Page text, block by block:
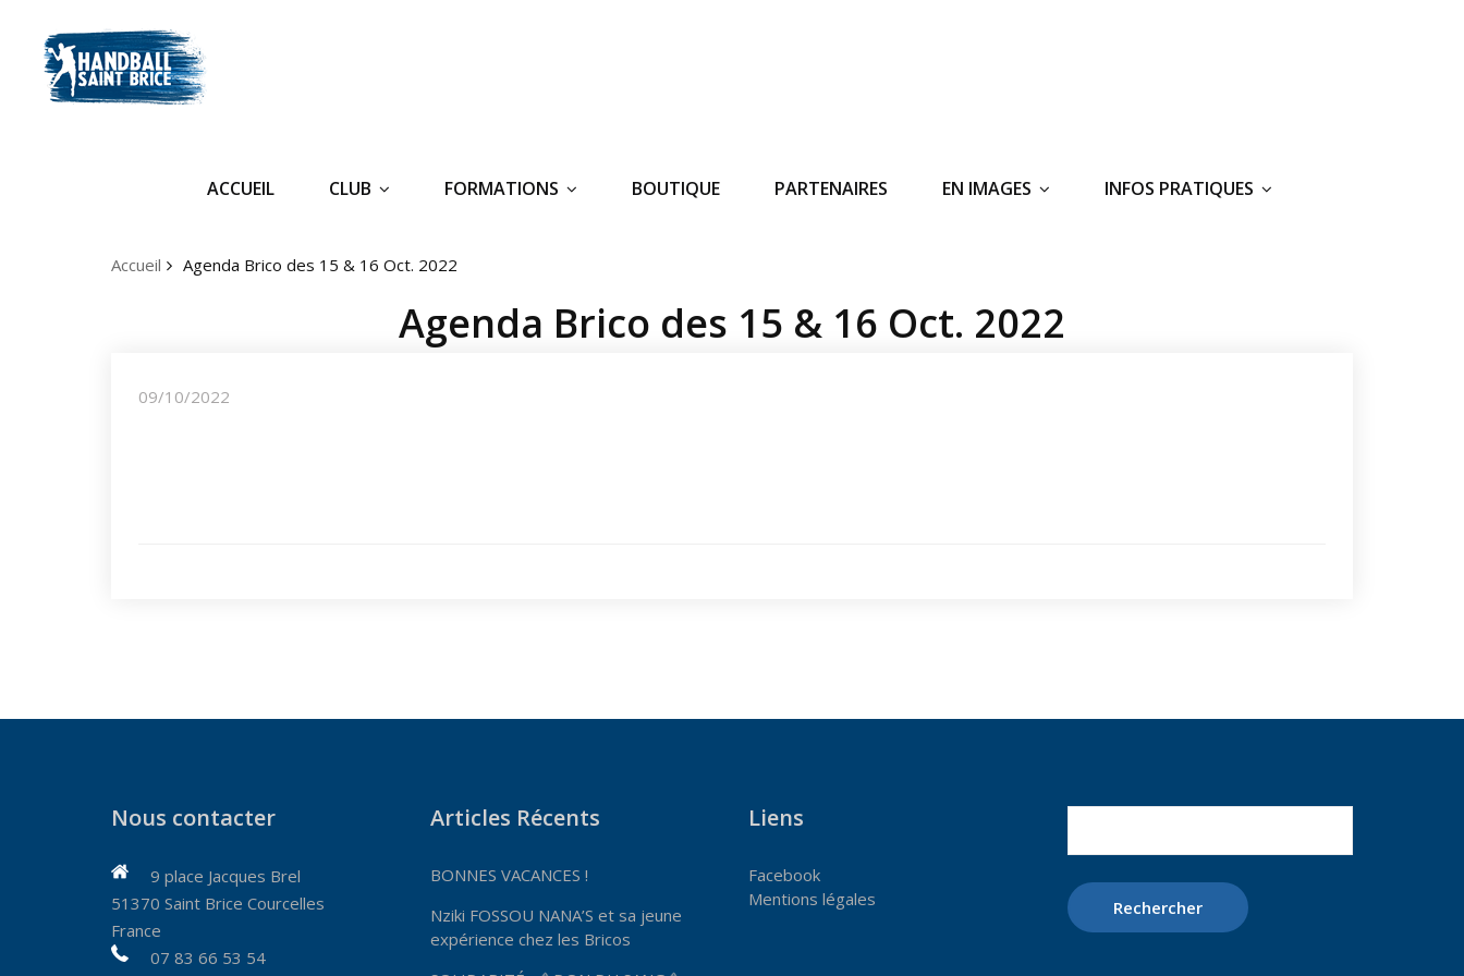
ACCUEIL CLUB FORMATIONS BOUTIQUE PARTENAIRES EN IMAGES INFOS PRATIQUES
Accueil Agenda Brico des 15 & 16 Oct. 2022
Agenda Brico des 15 & 16 Oct. 2022
09/10/2022
Nous contacter
9 place Jacques Brel
51370 Saint Brice Courcelles
France
07 83 66 53 54
Articles Récents
BONNES VACANCES !
Nziki FOSSOU NANA’S et sa jeune
expérience chez les Bricos
Liens
Facebook
Mentions légales